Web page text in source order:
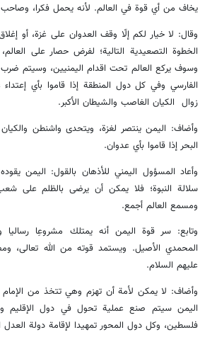
يخاف من أي قوة في العالم. لأنه يحمل فكرا،
وقال: لا خيار لكم إلّا وقف العدوان على غزة، أو
الخطوة التصعيدية التالية؛ لفرض حصار على
وسوف يركع العالم تحت اقدام اليمنيين، وسيتم ضرب
الفارسي وفي كل دول المنطقة إذا قاموا بأي
زوال الكيان الغاصب والشيطان الأكبر.
وأضاف: اليمن ينتصر لغزة، ويتحدى واشنطن
البحر إذا قاموا بأي عدوان.
وأعاد المسؤول اليمني للأذهان بالقول: اليمن
سلالة النبوة؛ فلا يمكن أن يرضى بالظلم على
ومسمع العالم أجمع.
وتابع: سر قوة اليمن أنه يمتلك مشروعِا رساليا
المحمدي الأصيل. ويستمد قوته من الله تعالى،
عليهم السلام.
وأضاف: لا يمكن لأمة أن تهزم وهي تتخذ من
اليمن سيتم صنع عملية تحول في دول الإقليم
فلسطين، وكل دول المحور تمهيدا لإقامة دولة العدل